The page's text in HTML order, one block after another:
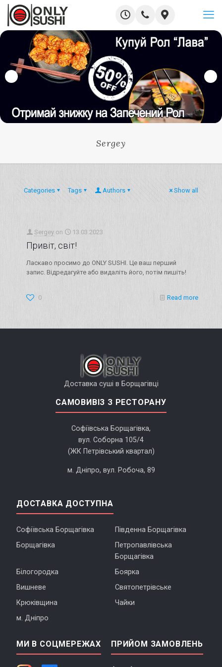
Sergey
Categories Tags Authors Show all
Sergey on 13.03.2023
Привіт, світ!
Ласкаво просимо до ONLY SUSHI. Це ваш перший
запис. Відредагуйте або видаліть його, потім пишіть!
0 Read more
Доставка суші в Борщагівці
САМОВИВІЗ З РЕСТОРАНУ
Софіївська Борщагівка,
вул. Соборна 105/4
(ЖК Петрівський квартал)
м. Дніпро, вул. Робоча, 89
ДОСТАВКА ДОСТУПНА
Софіївська Борщагівка
Південна Борщагівка
Борщагівка
Петропавлівська
Борщагівка
Білогородка
Боярка
Вишневе
Святопетрівське
Крюківщина
Чайки
м. Дніпро
МИ В СОЦМЕРЕЖАХ ПРИЙОМ ЗАМОВЛЕНЬ